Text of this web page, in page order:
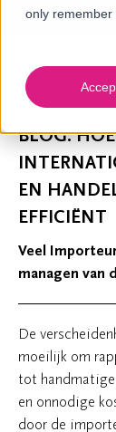
only remember
Nieuws
BLOG: HOE
EN
EFFICIËNT
Veel
managen van
De
moeilijk om
tot
en onnodige
door de